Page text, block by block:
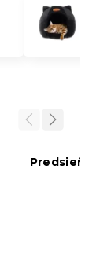
Predsieň